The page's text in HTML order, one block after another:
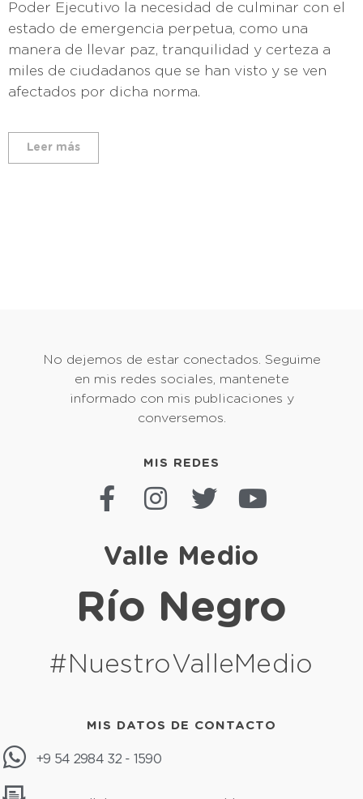
Poder Ejecutivo la necesidad de culminar con el
estado de emergencia perpetua, como una
manera de llevar paz, tranquilidad y certeza a
miles de ciudadanos que se han visto y se ven
afectados por dicha norma.
Leer más
No dejemos de estar conectados. Seguime
en mis redes sociales, mantenete
informado con mis publicaciones y
conversemos.
MIS REDES
Valle Medio
Río Negro
#NuestroValleMedio
MIS DATOS DE CONTACTO
+9 54 2984 32 - 1590